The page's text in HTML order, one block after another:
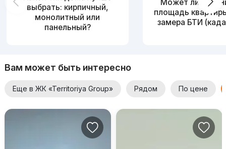
выбрать: кирпичный,
монолитный или
панельный?
Может ли
площадь
замера БТИ
Вам может быть интересно
Еще в ЖК «Territoriya Group» Рядом По цене